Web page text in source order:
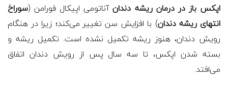
اپکس باز در درمان ریشه دندانآناتومی اپیکال فورامن (سوراخ
انتهای ریشه دندان) با افزایش سن تغییر می‌کند؛ زیرا در هنگام
رویش دندان، هنوز ریشه تکمیل نشده است. تکمیل ریشه و
بسته شدن اپکس، تا سه سال پس از رویش دندان اتفاق
می‌افتد.